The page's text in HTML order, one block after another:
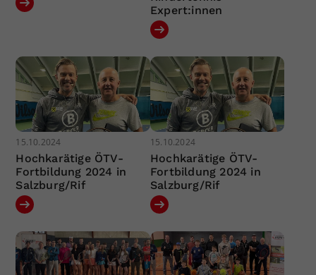
Expert:innen
15.10.2024
Hochkarätige ÖTV-
Fortbildung 2024 in
Salzburg/Rif
15.10.2024
Hochkarätige ÖTV-
Fortbildung 2024 in
Salzburg/Rif